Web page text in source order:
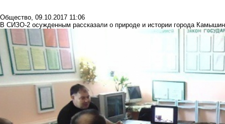
Общество, 09.10.2017 11:06
В СИЗО-2 осужденным рассказали о природе и истории города